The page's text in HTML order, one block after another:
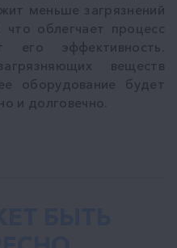
меньше загрязнений
что облегчает процесс
эффективность.
веществ
оборудование будет
и долговечно.